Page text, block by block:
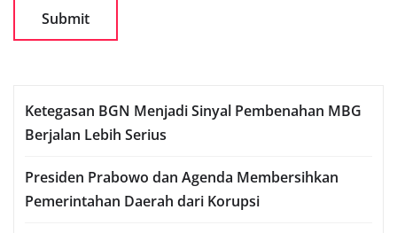
Ketegasan BGN Menjadi Sinyal Pembenahan MBG
Berjalan Lebih Serius
Presiden Prabowo dan Agenda Membersihkan
Pemerintahan Daerah dari Korupsi